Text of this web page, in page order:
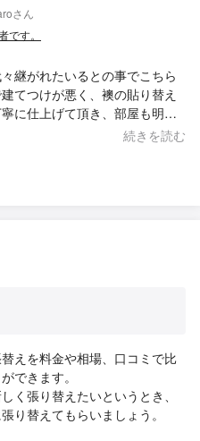
さん
です。
継がれたいるとの事でこちら
てつけが悪く、襖の貼り替え
に仕上げて頂き、部屋も明る
お願いしたいと思います！ 有
続きを読む
えを料金や相場、口コミで比
できます。
く張り替えたいというとき、
り替えてもらいましょう。